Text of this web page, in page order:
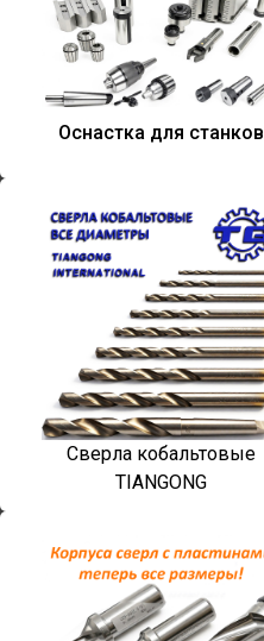
Оснастка для станков
Сверла кобальтовые
TIANGONG